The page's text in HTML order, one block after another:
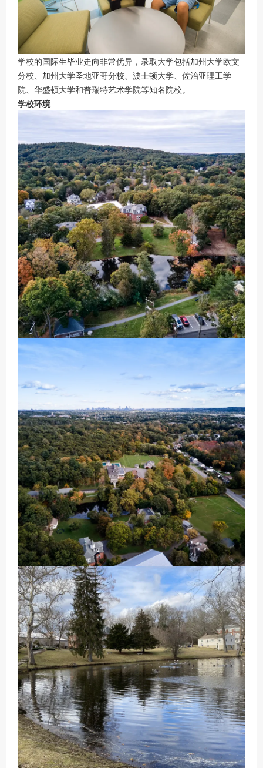
学校的国际生毕业走向非常优异，录取大学包括加州大学欧文
分校、加州大学圣地亚哥分校、波士顿大学、佐治亚理工学
院、华盛顿大学和普瑞特艺术学院等知名院校。
学校环境